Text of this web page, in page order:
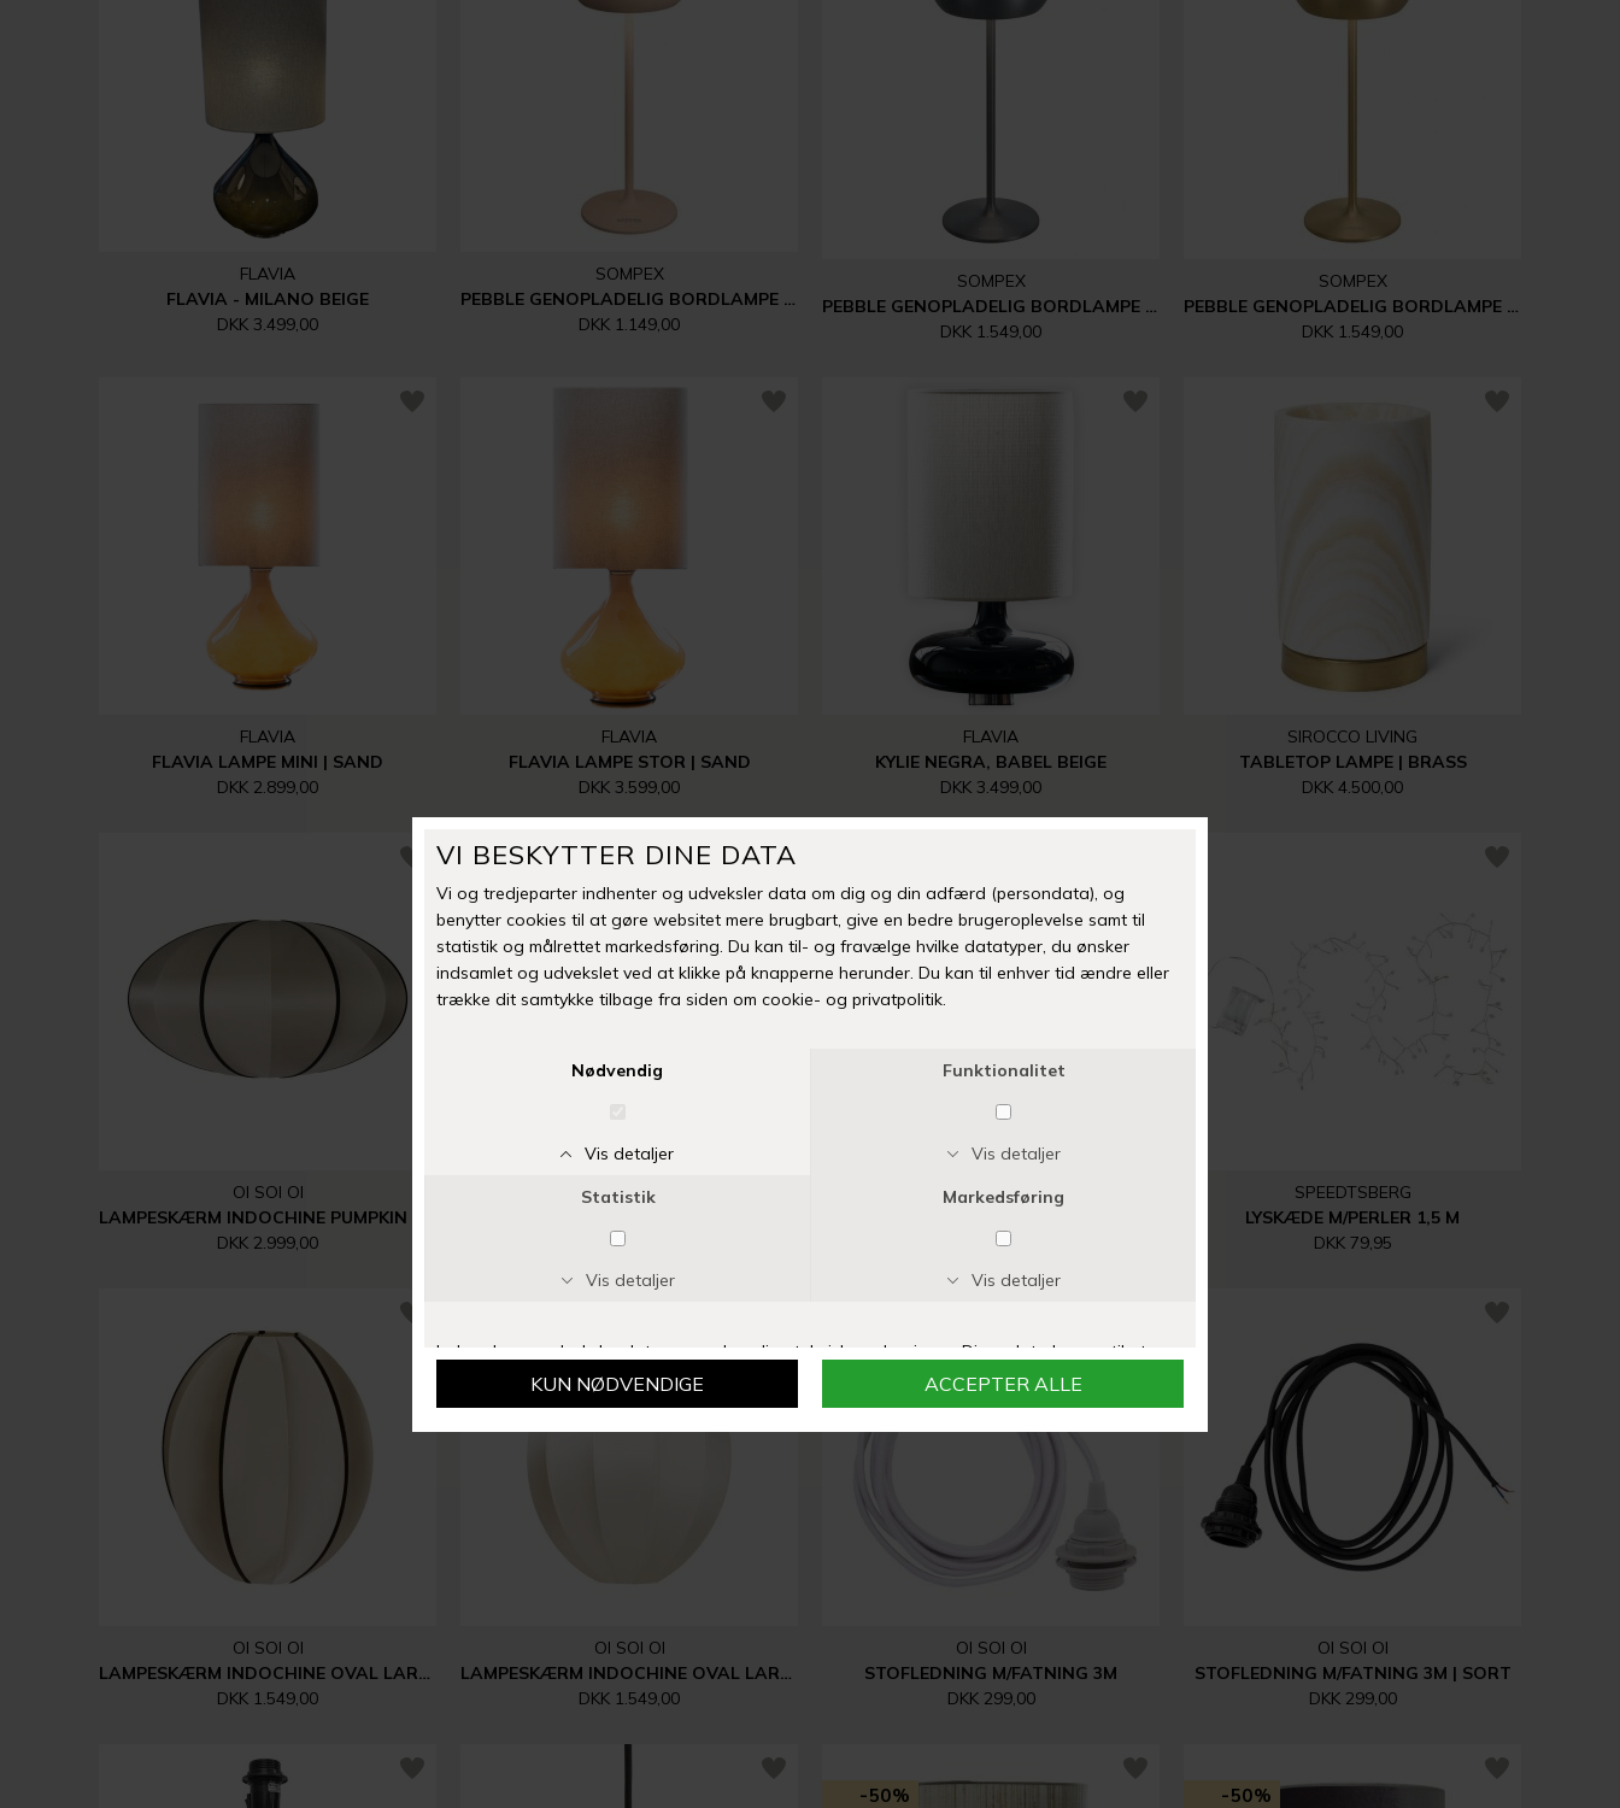
FLAVIA
FLAVIA - MILANO BEIGE
DKK 3.499,00
SOMPEX
PEBBLE GENOPLADELIG BORDLAMPE | SAND
DKK 1.149,00
SOMPEX
PEBBLE GENOPLADELIG BORDLAMPE | GRAPHITE BRUSHED
DKK 1.549,00
SOMPEX
PEBBLE GENOPLADELIG BORDLAMPE | GOLD BRUSHED
DKK 1.549,00
FLAVIA
FLAVIA LAMPE MINI | SAND
DKK 2.899,00
FLAVIA
FLAVIA LAMPE STOR | SAND
DKK 3.599,00
FLAVIA
KYLIE NEGRA, BABEL BEIGE
DKK 3.499,00
SIROCCO LIVING
TABLETOP LAMPE | BRASS
DKK 4.500,00
OI SOI OI
DKK 2.999,00
SIROCCO LIVING
DKK 3.500,00
COZY LIVING
DKK 599,00
SPEEDTSBERG
LYSKÆDE M/PERLER 1,5 M
DKK 79,95
OI SOI OI
LAMPESKÆRM INDOCHINE OVAL LARGE | KIT
DKK 1.549,00
OI SOI OI
LAMPESKÆRM INDOCHINE OVAL LARGE | OFFWHITE
DKK 1.549,00
OI SOI OI
STOFLEDNING M/FATNING 3M
DKK 299,00
OI SOI OI
STOFLEDNING M/FATNING 3M | SORT
DKK 299,00
-50% -50%